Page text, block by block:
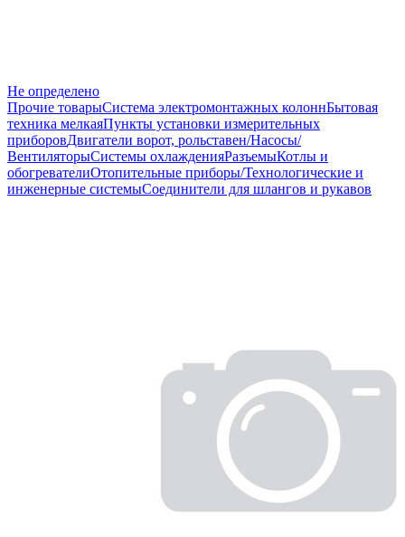
Не определено
Прочие товарыСистема электромонтажных колоннБытовая
техника мелкаяПункты установки измерительных
приборовДвигатели ворот, рольставен/Насосы/
ВентиляторыСистемы охлажденияРазъемыКотлы и
обогревателиОтопительные приборы/Технологические и
инженерные системыСоединители для шлангов и рукавов